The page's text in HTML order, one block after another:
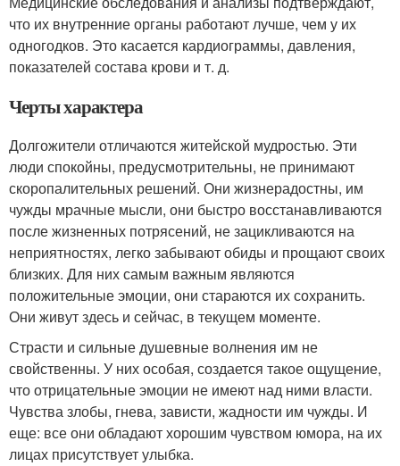
что их внутренние органы работают лучше, чем у их
одногодков. Это касается кардиограммы, давления,
показателей состава крови и т. д.
Черты характера
Долгожители отличаются житейской мудростью. Эти
люди спокойны, предусмотрительны, не принимают
скоропалительных решений. Они жизнерадостны, им
чужды мрачные мысли, они быстро восстанавливаются
после жизненных потрясений, не зацикливаются на
неприятностях, легко забывают обиды и прощают своих
близких. Для них самым важным являются
положительные эмоции, они стараются их сохранить.
Они живут здесь и сейчас, в текущем моменте.
Страсти и сильные душевные волнения им не
свойственны. У них особая, создается такое ощущение,
что отрицательные эмоции не имеют над ними власти.
Чувства злобы, гнева, зависти, жадности им чужды. И
еще: все они обладают хорошим чувством юмора, на их
лицах присутствует улыбка.